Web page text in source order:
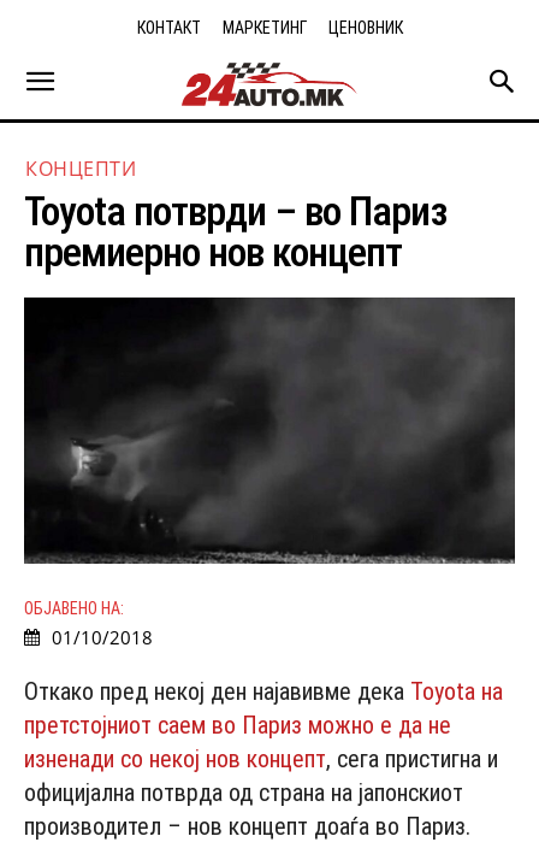
КОНТАКТ МАРКЕТИНГ ЦЕНОВНИК
КОНЦЕПТИ
Toyota потврди – во Париз
премиерно нов концепт
ОБЈАВЕНО НА:
01/10/2018
Откако пред некој ден најавивме дека Toyota на
претстојниот саем во Париз можно е да не
изненади со некој нов концепт, сега пристигна и
официјална потврда од страна на јапонскиот
производител – нов концепт доаѓа во Париз.